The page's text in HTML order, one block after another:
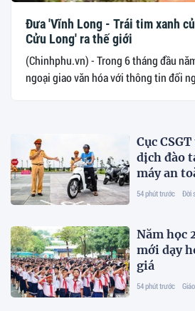
Đưa 'Vĩnh Long - Trái tim xanh
Cửu Long' ra thế giới
(Chinhphu.vn) - Trong 6 tháng đầu
ngoại giao văn hóa với thông tin đối
Cục
dịch đào
máy an
54 phút trước Đời
Năm học
mới dạy
giá
54 phút trước